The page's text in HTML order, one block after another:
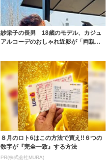
紗栄子の長男 18歳のモデル、カジュ
アルコーデのおしゃれ近影が「両親の
８月のロト6はこの方法で買え!!６つの
数字が『完全一致』する方法
PR(株式会社MURA)